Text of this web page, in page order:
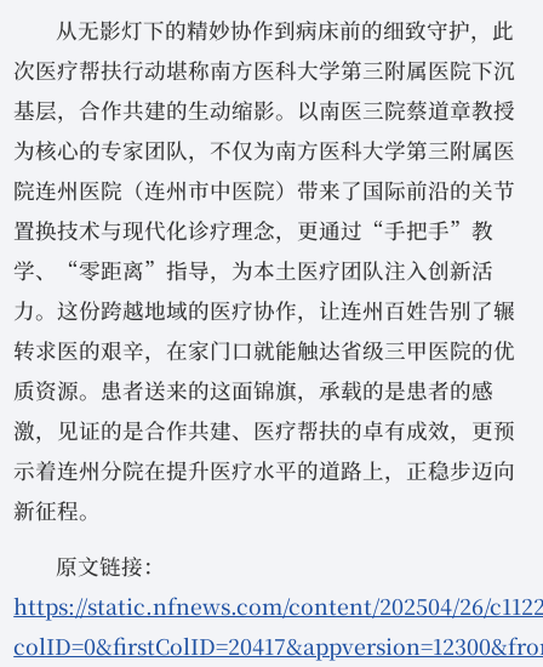
从无影灯下的精妙协作到病床前的细致守护，此
次医疗帮扶行动堪称南方医科大学第三附属医院下沉
基层，合作共建的生动缩影。以南医三院蔡道章教授
为核心的专家团队，不仅为南方医科大学第三附属医
院连州医院（连州市中医院）带来了国际前沿的关节
置换技术与现代化诊疗理念，更通过“手把手”教
学、“零距离”指导，为本土医疗团队注入创新活
力。这份跨越地域的医疗协作，让连州百姓告别了辗
转求医的艰辛，在家门口就能触达省级三甲医院的优
质资源。患者送来的这面锦旗，承载的是患者的感
激，见证的是合作共建、医疗帮扶的卓有成效，更预
示着连州分院在提升医疗水平的道路上，正稳步迈向
新征程。
原文链接：
https://static.nfnews.com/content/202504/26/